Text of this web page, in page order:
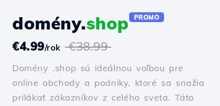
domény.shop PROMO
€4.99/rok €38.99
Domény .shop sú ideálnou voľbou pre
online obchody a podniky, ktoré sa snažia
prilákať zákazníkov z celého sveta. Táto